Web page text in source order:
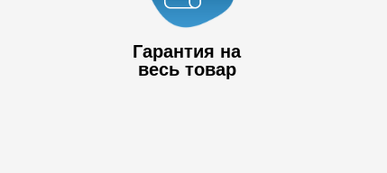
Гарантия на
весь товар